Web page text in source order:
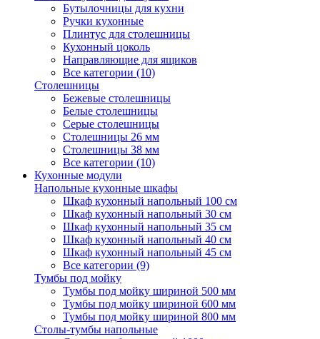
Бутылочницы для кухни
Ручки кухонные
Плинтус для столешницы
Кухонный цоколь
Направляющие для ящиков
Все категории (10)
Столешницы
Бежевые столешницы
Белые столешницы
Серые столешницы
Столешницы 26 мм
Столешницы 38 мм
Все категории (10)
Кухонные модули
Напольные кухонные шкафы
Шкаф кухонный напольный 100 см
Шкаф кухонный напольный 30 см
Шкаф кухонный напольный 35 см
Шкаф кухонный напольный 40 см
Шкаф кухонный напольный 45 см
Все категории (9)
Тумбы под мойку
Тумбы под мойку шириной 500 мм
Тумбы под мойку шириной 600 мм
Тумбы под мойку шириной 800 мм
Столы-тумбы напольные